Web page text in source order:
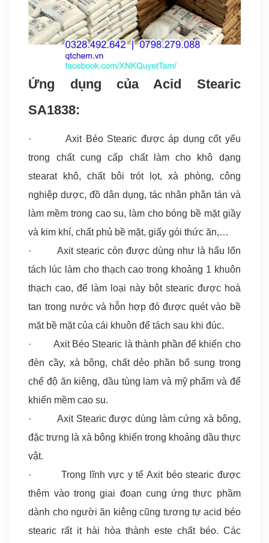
Ứng dụng của Acid Stearic
SA1838:
· Axit Béo Stearic được áp dụng cốt yếu
trong chất cung cấp chất làm cho khô dạng
stearat khô, chất bôi trót lọt, xà phòng, công
nghiệp dược, đồ dân dụng, tác nhân phân tán và
làm mềm trong cao su, làm cho bóng bề mặt giầy
và kim khí, chất phủ bề mặt, giấy gói thức ăn,…
· Axit stearic còn được dùng như là hẩu lốn
tách lúc làm cho thạch cao trong khoảng 1 khuôn
thạch cao, để làm loại này bột stearic được hoà
tan trong nước và hỗn hợp đó được quét vào bề
mặt bề mặt của cái khuôn để tách sau khi đúc.
· Axit Béo Stearic là thành phần để khiến cho
đèn cầy, xà bông, chất dẻo phần bổ sung trong
chế độ ăn kiêng, dầu tùng lam và mỹ phẩm và để
khiến mềm cao su.
· Axit Stearic được dùng làm cứng xà bông,
đặc trưng là xà bông khiến trong khoảng dầu thực
vật.
· Trong lĩnh vực y tế Axit béo stearic được
thêm vào trong giai đoạn cung ứng thực phầm
dành cho người ăn kiêng cũng tương tự acid béo
stearic rất it hài hòa thành este chất béo. Các